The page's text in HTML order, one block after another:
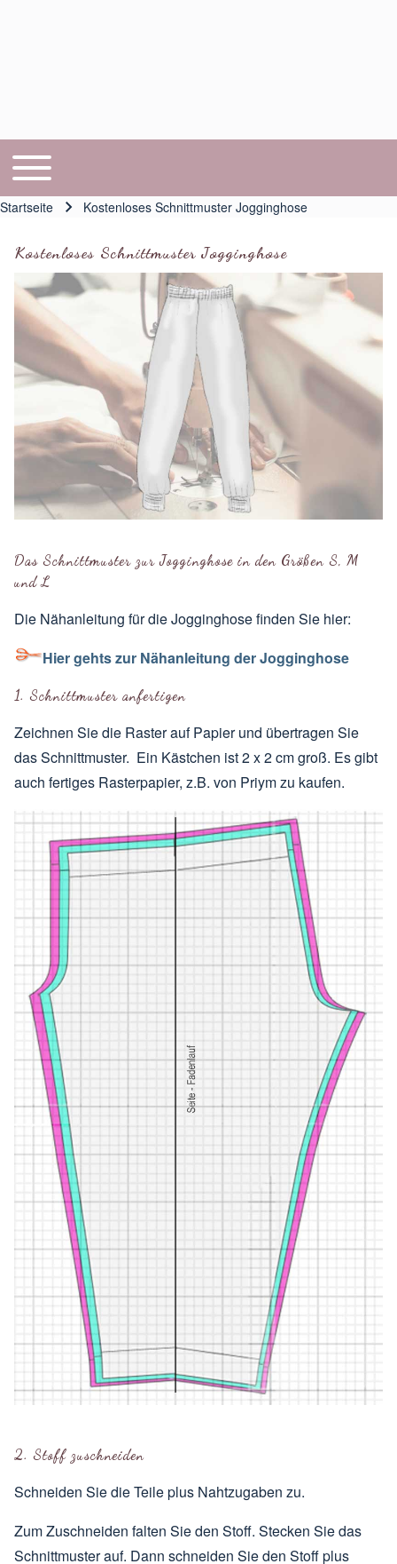
Hauptnavigation
Toggle main menu
Startseite Kostenloses Schnittmuster Jogginghose
Kostenloses Schnittmuster Jogginghose
Das Schnittmuster zur Jogginghose in den Größen S, M
und L
Die Nähanleitung für die Jogginghose finden Sie hier:
Hier gehts zur Nähanleitung der Jogginghose
1. Schnittmuster anfertigen
Zeichnen Sie die Raster auf Papier und übertragen Sie
das Schnittmuster. Ein Kästchen ist 2 x 2 cm groß. Es gibt
auch fertiges Rasterpapier, z.B. von Priym zu kaufen.
2. Stoff zuschneiden
Schneiden Sie die Teile plus Nahtzugaben zu.
Zum Zuschneiden falten Sie den Stoff. Stecken Sie das
Schnittmuster auf. Dann schneiden Sie den Stoff plus